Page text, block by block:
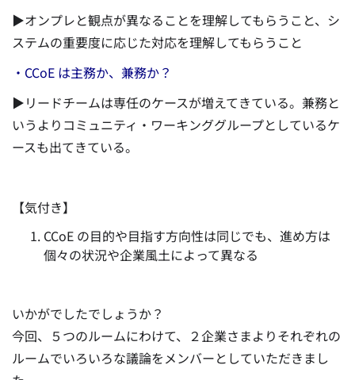
▶オンプレと観点が異なることを理解してもらうこと、シ
ステムの重要度に応じた対応を理解してもらうこと
・CCoE は主務か、兼務か？
▶リードチームは専任のケースが増えてきている。兼務と
いうよりコミュニティ・ワーキンググループとしているケ
ースも出てきている。
【気付き】
CCoE の目的や目指す方向性は同じでも、進め方は
個々の状況や企業風土によって異なる
いかがでしたでしょうか？
今回、５つのルームにわけて、２企業さまよりそれぞれの
ルームでいろいろな議論をメンバーとしていただきまし